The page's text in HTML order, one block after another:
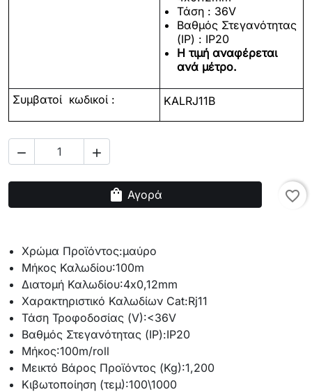
Τάση : 36V
Βαθμός Στεγανότητας
(IP) : IP20
Η τιμή αναφέρεται
ανά μέτρο.
Συμβατοί κωδικοί : KALRJ11B
 
shopping_bag Αγορά favorite_border
Χρώμα Προϊόντος:μαύρο
Μήκος Καλωδίου:100m
Διατομή Καλωδίου:4x0,12mm
Χαρακτηριστικό Καλωδίων Cat:Rj11
Τάση Τροφοδοσίας (V):<36V
Βαθμός Στεγανότητας (IP):IP20
Μήκος:100m/roll
Μεικτό Βάρος Προϊόντος (Kg):1,200
Κιβωτοποίηση (τεμ):100\1000